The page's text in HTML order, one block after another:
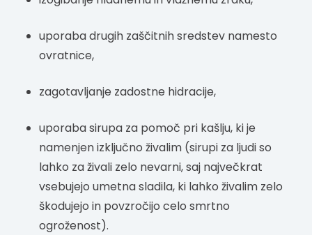
uporaba drugih zaščitnih sredstev namesto
ovratnice,
zagotavljanje zadostne hidracije,
uporaba sirupa za pomoč pri kašlju, ki je
namenjen izključno živalim (sirupi za ljudi so
lahko za živali zelo nevarni, saj največkrat
vsebujejo umetna sladila, ki lahko živalim zelo
škodujejo in povzročijo celo smrtno
ogroženost).